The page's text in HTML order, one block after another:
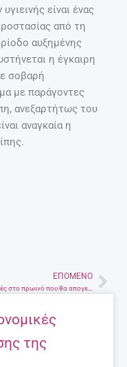
είναι ένας
από τη
αυξημένης
η έγκαιρη
σοβαρή
με παράγοντες
ανεξαρτήτως του
αναγκαία η
ΕΠΌΜΕΝΟ
10 τροφές στο πρωινό που θα απογειώσουν το sex
της